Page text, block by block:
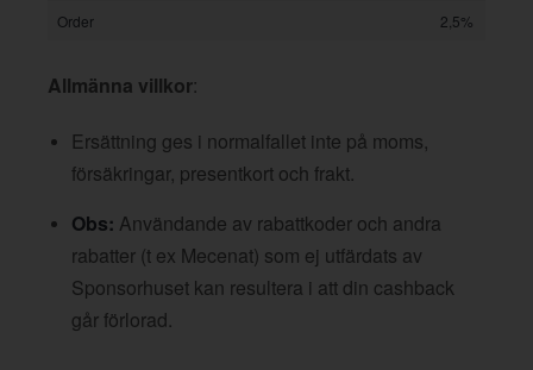
Order 2,5%
Allmänna villkor:
Ersättning ges i normalfallet inte på moms,
försäkringar, presentkort och frakt.
Obs: Användande av rabattkoder och andra
rabatter (t ex Mecenat) som ej utfärdats av
Sponsorhuset kan resultera i att din cashback
går förlorad.